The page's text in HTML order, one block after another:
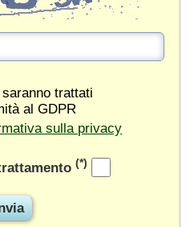
trattati
al GDPR
sulla privacy
(*)